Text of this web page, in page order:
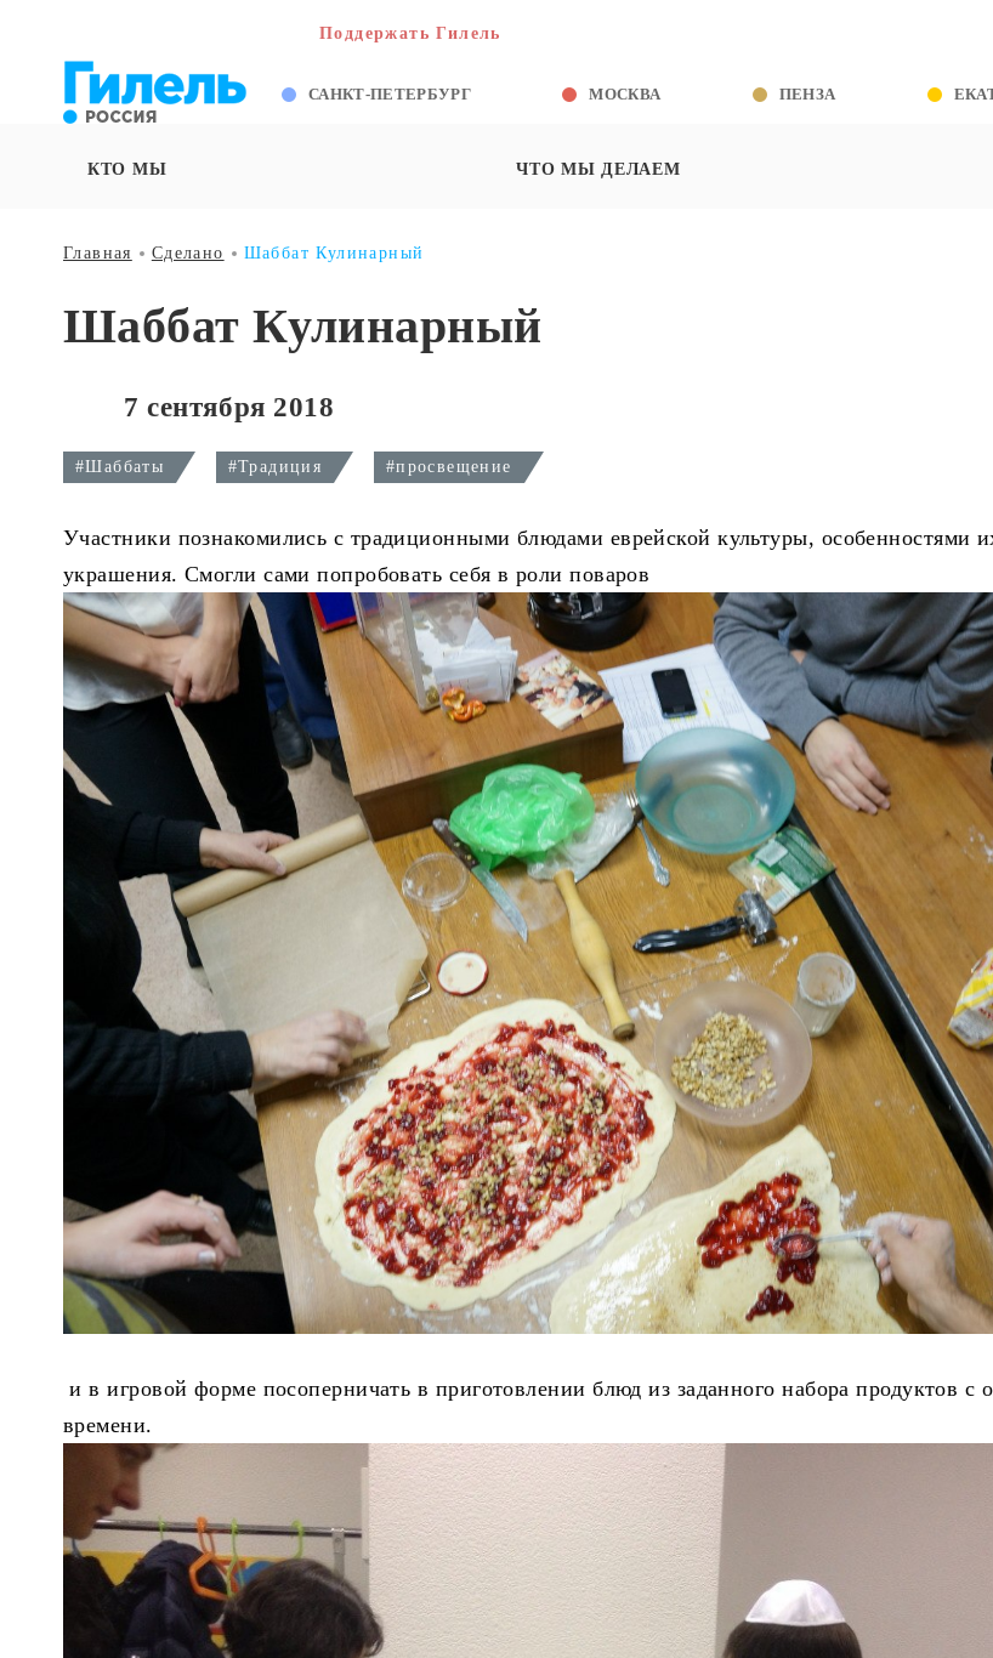
Поддержать Гилель
САНКТ-ПЕТЕРБУРГ МОСКВА ПЕНЗА
КТО МЫ ЧТО МЫ ДЕЛАЕМ
Главная Сделано Шаббат Кулинарный
Шаббат Кулинарный
7 сентября 2018
#Шаббаты #Традиция #просвещение
Участники познакомились с традиционными блюдами еврейской культуры, особенностями
украшения. Смогли сами попробовать себя в роли поваров
и в игровой форме посоперничать в приготовлении блюд из заданного набора продуктов с
времени.